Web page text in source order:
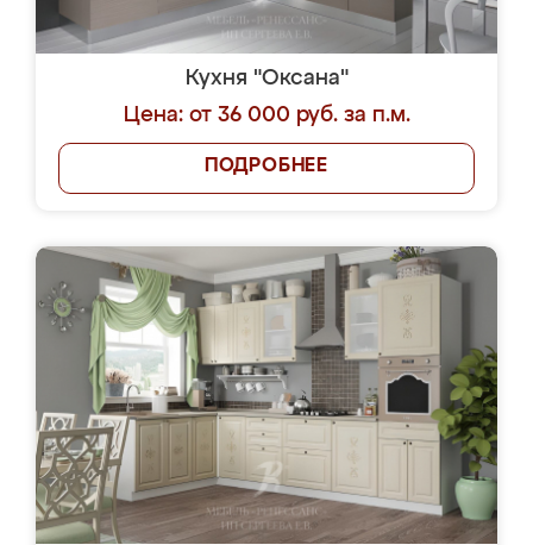
Кухня "Оксана"
Цена: от 36 000 руб. за п.м.
ПОДРОБНЕЕ